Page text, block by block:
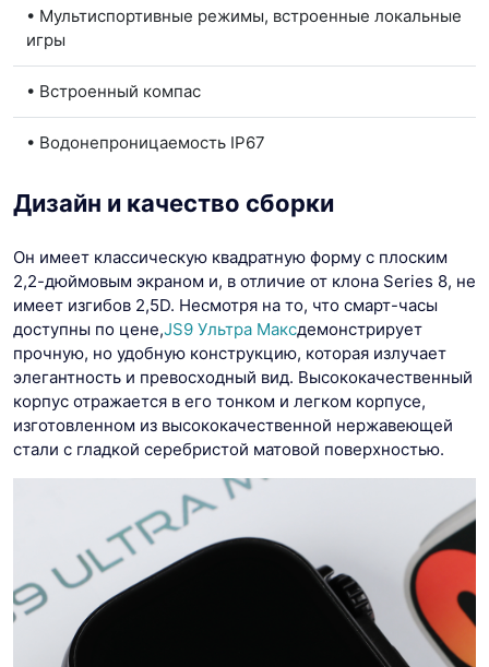
• Мультиспортивные режимы, встроенные локальные
игры
• Встроенный компас
• Водонепроницаемость IP67
Дизайн и качество сборки
Он имеет классическую квадратную форму с плоским
2,2-дюймовым экраном и, в отличие от клона Series 8, не
имеет изгибов 2,5D. Несмотря на то, что смарт-часы
доступны по цене,JS9 Ультра Максдемонстрирует
прочную, но удобную конструкцию, которая излучает
элегантность и превосходный вид. Высококачественный
корпус отражается в его тонком и легком корпусе,
изготовленном из высококачественной нержавеющей
стали с гладкой серебристой матовой поверхностью.